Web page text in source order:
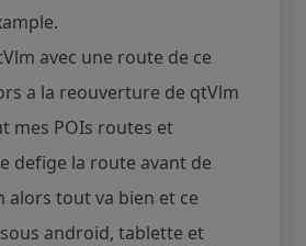
avec une route de ce
a la reouverture de qtVlm
mes POIs routes et
defige la route avant de
alors tout va bien et ce
android, tablette et